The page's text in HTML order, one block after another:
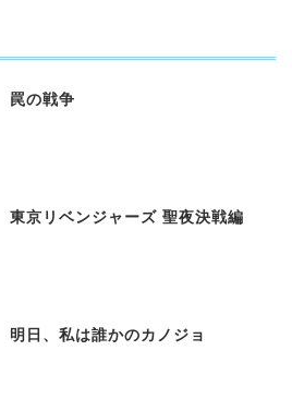
罠の戦争
東京リベンジャーズ 聖夜決戦編
明日、私は誰かのカノジョ